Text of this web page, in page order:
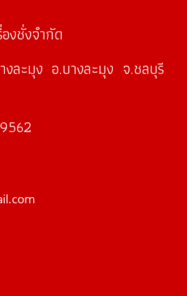
งชั่งจำกัด
ละมุง อ.บางละมุง จ.ชลบุรี